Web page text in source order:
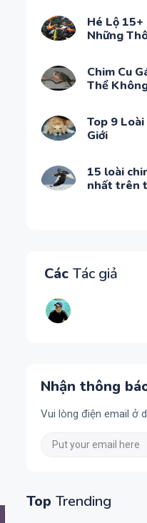
Hé Lộ
Những
Chim Cu
Thể
Top 9
Giới
15 loài
nhất trên
Các Tác giả
Nhận thông
Vui lòng điện email ở
Top Trending